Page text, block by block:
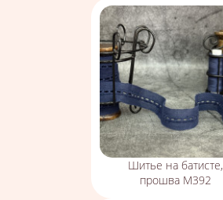
Шитье на батисте,
прошва М392